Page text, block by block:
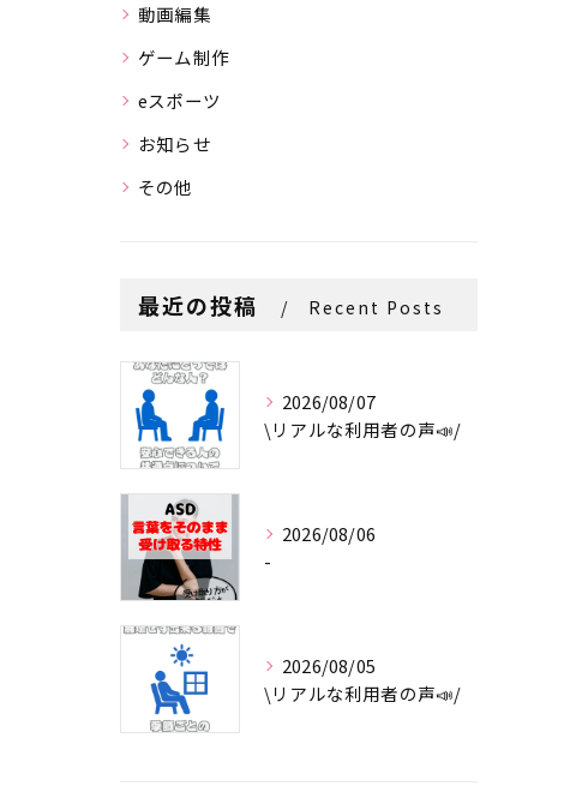
動画編集
ゲーム制作
eスポーツ
お知らせ
その他
最近の投稿 Recent Posts
2026/08/07
\リアルな利用者の声📣/
2026/08/06
-
2026/08/05
\リアルな利用者の声📣/